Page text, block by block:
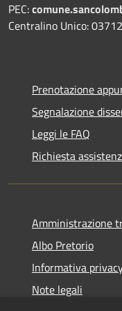
PEC:
Centralino Unico:
Prenotazione
Segnalazione
Leggi le FAQ
Richiesta
Amministrazione
Albo Pretorio
Informativa
Note legali